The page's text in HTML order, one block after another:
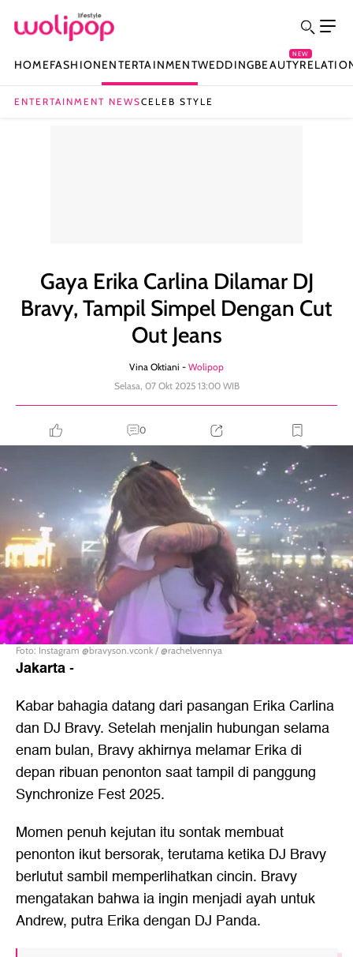
HOMEFASHIONENTERTAINMENTWEDDINGBEAUTY
NEW
ENTERTAINMENT NEWSCELEB STYLE
Gaya Erika Carlina Dilamar DJ
Bravy, Tampil Simpel Dengan Cut
Out Jeans
Vina Oktiani - Wolipop
Selasa, 07 Okt 2025 13:00 WIB
0
Foto: Instagram @bravyson.vconk / @rachelvennya
Jakarta-
Kabar bahagia datang dari pasangan Erika Carlina
dan DJ Bravy. Setelah menjalin hubungan selama
enam bulan, Bravy akhirnya melamar Erika di
depan ribuan penonton saat tampil di panggung
Synchronize Fest 2025.
Momen penuh kejutan itu sontak membuat
penonton ikut bersorak, terutama ketika DJ Bravy
berlutut sambil memperlihatkan cincin. Bravy
mengatakan bahwa ia ingin menjadi ayah untuk
Andrew, putra Erika dengan DJ Panda.